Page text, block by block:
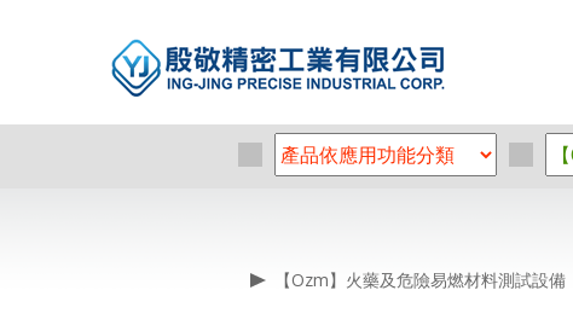
【Ozm】火藥及危險易燃材料測試設備